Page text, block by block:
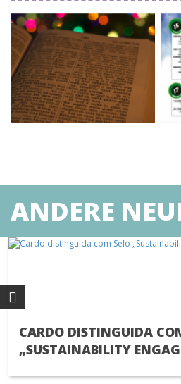
ANDERE
CARDO DISTINGUIDA
„SUSTAINABILITY